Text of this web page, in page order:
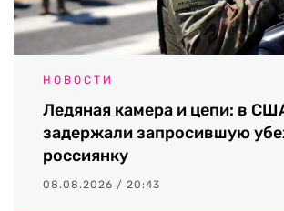
НОВОСТИ
Ледяная камера и цепи: в
задержали запросившую
россиянку
08.08.2026 / 20:43